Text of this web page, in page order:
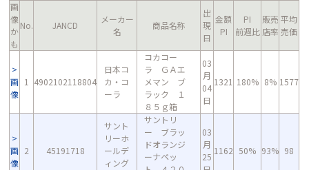
画
像
か
も
No. JANCD
メーカー
名
商品名称
出
現
日
金額
PI
PI
前週比
販売
店率
平均
売価
画
像
1 4902102118804
日本コ
カ・コ
ーラ
コカコー
ラ ＧＡエ
メマン ブ
ラック １
８５ｇ箱
03
月
04
日
1321 180% 8% 1577
画
像
2 45191718
サント
リーホ
ールデ
ィング
サントリ
ー ブラッ
ドオランジ
ーナペッ
03
月
25
1162 50% 93% 98